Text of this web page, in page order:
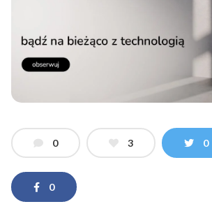
0 3 0
0